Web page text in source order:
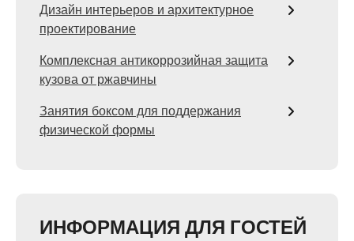
Дизайн интерьеров и архитектурное
проектирование
Комплексная антикоррозийная защита
кузова от ржавчины
Занятия боксом для поддержания
физической формы
ИНФОРМАЦИЯ ДЛЯ ГОСТЕЙ